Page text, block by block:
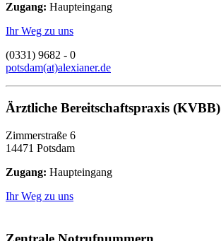
Zugang: Haupteingang
Ihr Weg zu uns
(0331) 9682 - 0
potsdam(at)alexianer.de
Ärztliche Bereitschaftspraxis (KVBB)
Zimmerstraße 6
14471 Potsdam
Zugang: Haupteingang
Ihr Weg zu uns